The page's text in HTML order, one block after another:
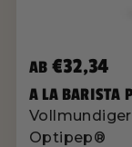
AB €32,34
A LA BARISTA
Optipep®